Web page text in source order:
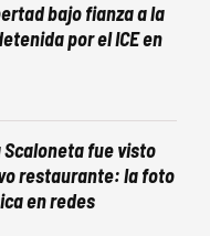
bajo fianza a la
por el ICE en
fue visto
restaurante: la foto
en redes